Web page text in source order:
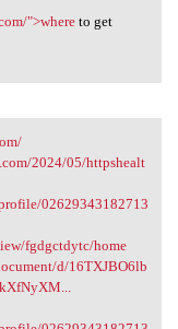
">whereto get
2024/05/httpshealt
02629343182713
fgdgctdytc/home
d/16TXJBO6lb